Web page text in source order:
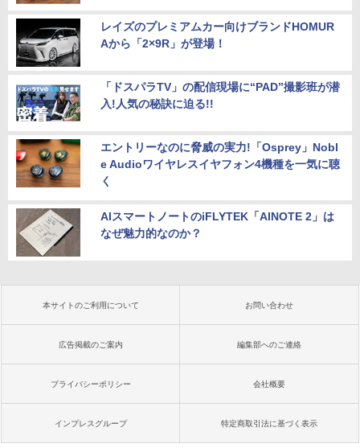
レイズのプレミアムカー向けブランドHOMUR
Aから「2×9R」が登場！
「ドスパラTV」の配信現場に“PAD”撮影班が潜
入!人気の秘訣に迫る!!
エントリーなのに脅威の実力!「Osprey」Nobl
e Audioワイヤレスイヤフォン4機種を一気に聴
く
AIスマートノートのiFLYTEK「AINOTE 2」は
なぜ魅力的なのか？
本サイトのご利用について お問い合わせ
広告掲載のご案内 編集部へのご連絡
プライバシーポリシー 会社概要
インプレスグループ 特定商取引法に基づく表示